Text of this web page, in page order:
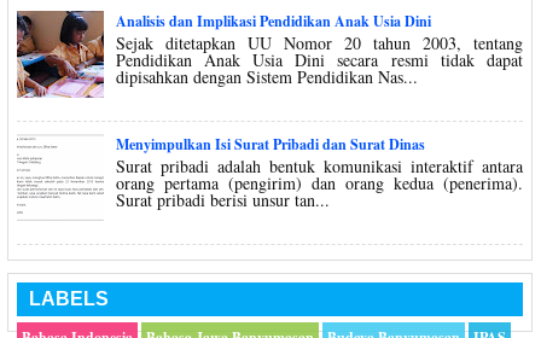
Analisis dan Implikasi Pendidikan Anak Usia Dini
Sejak ditetapkan UU Nomor 20 tahun 2003, tentang
Pendidikan Anak Usia Dini secara resmi tidak dapat
dipisahkan dengan Sistem Pendidikan Nas...
Menyimpulkan Isi Surat Pribadi dan Surat Dinas
Surat pribadi adalah bentuk komunikasi interaktif antara
orang pertama (pengirim) dan orang kedua (penerima).
Surat pribadi berisi unsur tan...
LABELS